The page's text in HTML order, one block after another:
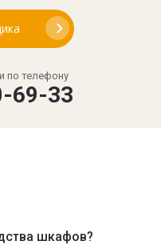
по телефону
69-33
шкафов?